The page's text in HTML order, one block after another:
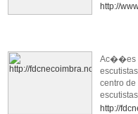
http://
Ac��es
centro
http://